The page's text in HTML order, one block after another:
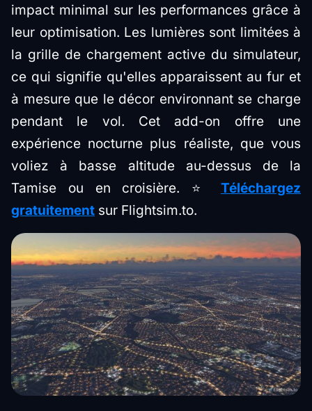
impact minimal sur les performances grâce à
leur optimisation. Les lumières sont limitées à
la grille de chargement active du simulateur,
ce qui signifie qu'elles apparaissent au fur et
à mesure que le décor environnant se charge
pendant le vol. Cet add-on offre une
expérience nocturne plus réaliste, que vous
voliez à basse altitude au-dessus de la
Tamise ou en croisière. ⭐ Téléchargez
gratuitement sur Flightsim.to.